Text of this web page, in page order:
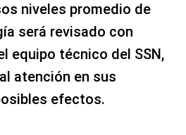
niveles promedio de
será revisado con
equipo técnico del SSN,
atención en sus
efectos.